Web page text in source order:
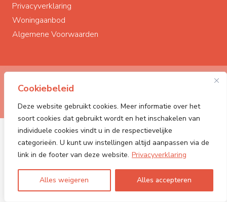
Cookiebeleid
Deze website gebruikt cookies. Meer informatie over het
soort cookies dat gebruikt wordt en het inschakelen van
individuele cookies vindt u in de respectievelijke
categorieën. U kunt uw instellingen altijd aanpassen via de
link in de footer van deze website. Privacyverklaring
Alles weigeren Alles accepteren
Privacyverklaring
Woningaanbod
Algemene Voorwaarden
Powered by:PONCK | The Web Company